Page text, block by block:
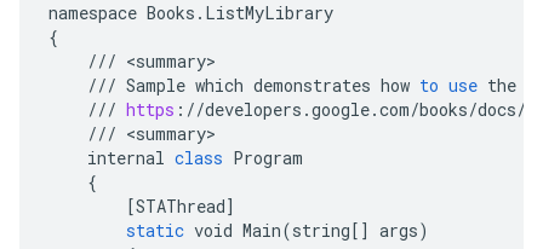
namespace Books . ListMyLibrary
{
/// <summary
/// Sample which demonstrates how to use the
/// https : //developers .google.com/books/docs/
/// <summary
internal class Program
{
[STAThread]
static void Main(string[] args)